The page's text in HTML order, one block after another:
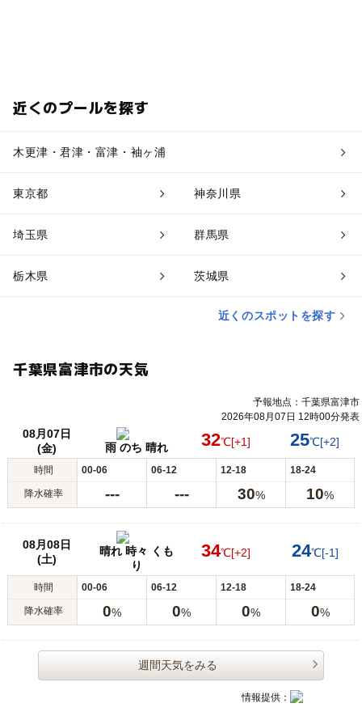
近くのプールを探す
木更津・君津・富津・袖ヶ浦
東京都 神奈川県
埼玉県 群馬県
栃木県 茨城県
近くのスポットを探す
千葉県富津市の天気
予報地点：千葉県富津市
2026年08月07日 12時00分発表
08月07日
(金)
雨 のち 晴れ 32℃[+1] 25℃[+2]
時間 00-06 06-12 12-18 18-24
降水確率 --- --- 30% 10%
08月08日
(土)
晴れ 時々 くも
り
34℃[+2] 24℃[-1]
時間 00-06 06-12 12-18 18-24
降水確率 0% 0% 0% 0%
週間天気をみる
情報提供：